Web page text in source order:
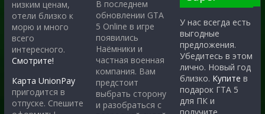
низким ценам,
отели близко к
морю и много
всего
интересного.
Смотрите!
Карта UnionPay
пригодится в
отпуске. Спешите
В последнем
обновлении GTA
5 Online в игре
появились
Наёмники и
частная военная
компания. Вам
предстоит
выбрать сторону
и разобраться с
У нас всегда есть
выгодные
предложения.
Убедитесь в этом
лично. Новый год
близко. Купите в
подарок ГТА 5
для ПК и